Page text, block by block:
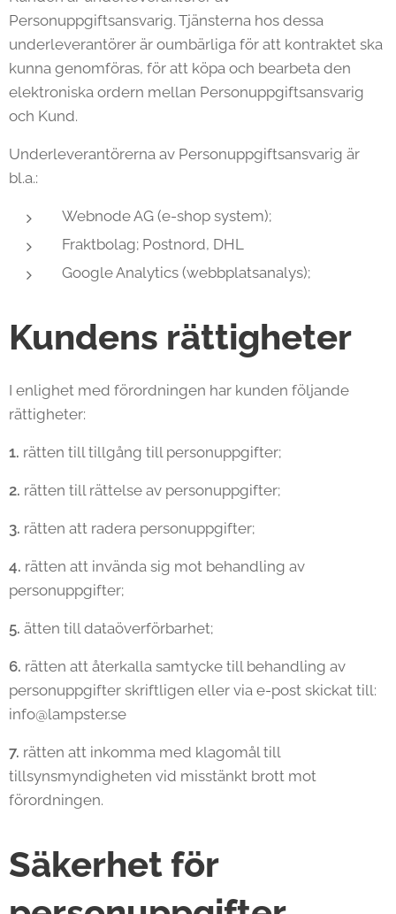
Personuppgiftsansvarig. Tjänsterna hos dessa
underleverantörer är oumbärliga för att kontraktet ska
kunna genomföras, för att köpa och bearbeta den
elektroniska ordern mellan Personuppgiftsansvarig
och Kund.
Underleverantörerna av Personuppgiftsansvarig är
bl.a.:
Webnode AG (e-shop system);
Fraktbolag; Postnord, DHL
Google Analytics (webbplatsanalys);
Kundens rättigheter
I enlighet med förordningen har kunden följande
rättigheter:
1. rätten till tillgång till personuppgifter;
2. rätten till rättelse av personuppgifter;
3. rätten att radera personuppgifter;
4. rätten att invända sig mot behandling av
personuppgifter;
5. ätten till dataöverförbarhet;
6. rätten att återkalla samtycke till behandling av
personuppgifter skriftligen eller via e-post skickat till:
info@lampster.se
7. rätten att inkomma med klagomål till
tillsynsmyndigheten vid misstänkt brott mot
förordningen.
Säkerhet för